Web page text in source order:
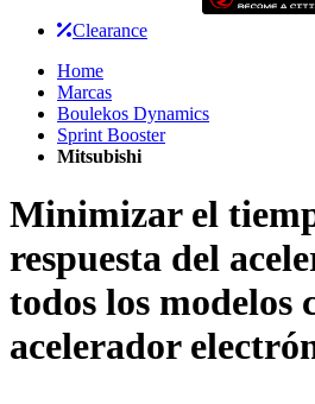
Clearance
Home
Marcas
Boulekos Dynamics
Sprint Booster
Mitsubishi
Minimizar el
respuesta del
todos los modelos
acelerador